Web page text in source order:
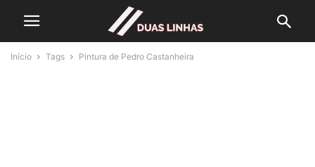
Início Tags Pintura de Pedro Castanheira